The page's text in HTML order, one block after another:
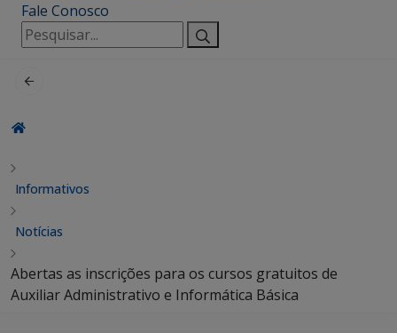
Fale Conosco
Pesquisar
por:
Informativos
Notícias
Abertas as inscrições para os cursos gratuitos de
Auxiliar Administrativo e Informática Básica